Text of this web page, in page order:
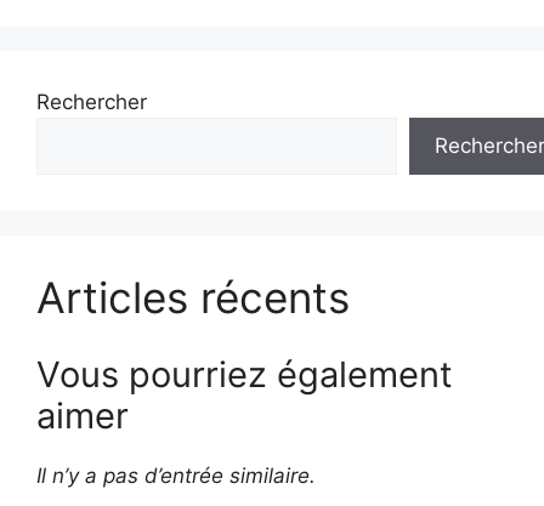
Rechercher
Rechercher
Articles récents
Vous pourriez également
aimer
Il n’y a pas d’entrée similaire.